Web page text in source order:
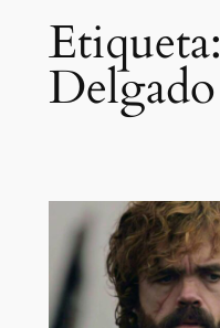
Etiqueta:
Delgado